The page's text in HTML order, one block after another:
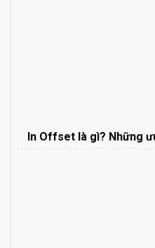
In Offset là gì? Những